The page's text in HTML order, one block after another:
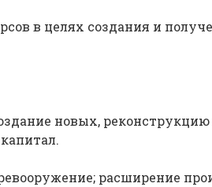
в целях создания и
новых,
расширение